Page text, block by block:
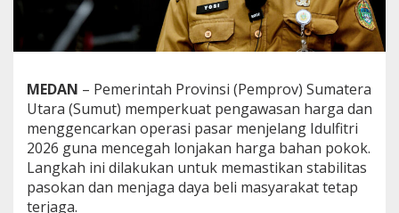
MEDAN – Pemerintah Provinsi (Pemprov) Sumatera
Utara (Sumut) memperkuat pengawasan harga dan
menggencarkan operasi pasar menjelang Idulfitri
2026 guna mencegah lonjakan harga bahan pokok.
Langkah ini dilakukan untuk memastikan stabilitas
pasokan dan menjaga daya beli masyarakat tetap
terjaga.